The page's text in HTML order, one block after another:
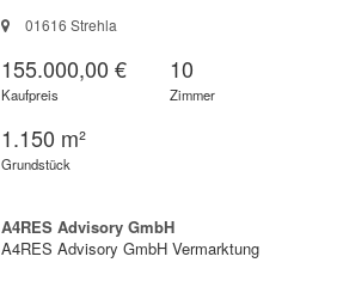
01616 Strehla
155.000,00 €
Kaufpreis
10
Zimmer
1.150 m²
Grundstück
A4RES Advisory GmbH
A4RES Advisory GmbH Vermarktung